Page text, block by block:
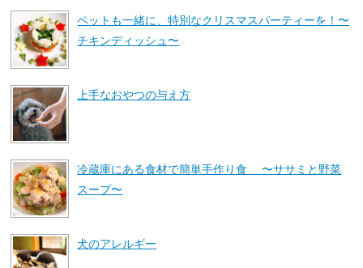
ペットも一緒に、特別なクリスマスパーティーを！〜
チキンディッシュ〜
上手なおやつの与え方
冷蔵庫にある食材で簡単手作り食 〜ササミと野菜
スープ〜
犬のアレルギー